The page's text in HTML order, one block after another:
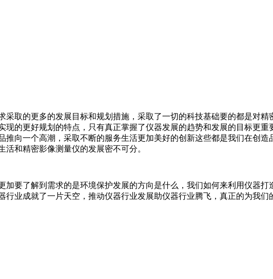
取的更多的发展目标和规划措施，采取了一切的科技基础要的都是对精
的更好规划的特点，只有真正掌握了仪器发展的趋势和发展的目标更
向一个高潮，采取不断的服务生活更加美好的创新这些都是我们在创
和精密影像测量仪的发展密不可分。
了解到需求的是环境保护发展的方向是什么，我们如何来利用仪器打
业成就了一片天空，推动仪器行业发展助仪器行业腾飞，真正的为我们